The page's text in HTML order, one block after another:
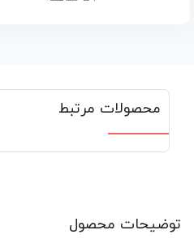
محصولات مرتبط
توضیحات محصول